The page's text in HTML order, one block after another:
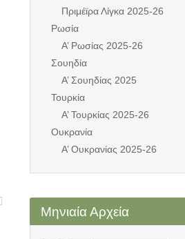
Πριμέϊρα Λίγκα 2025-26
Ρωσία
Α’ Ρωσίας 2025-26
Σουηδία
Α’ Σουηδίας 2025
Τουρκία
Α’ Τουρκίας 2025-26
Ουκρανία
Α’ Ουκρανίας 2025-26
Μηνιαία Αρχεία